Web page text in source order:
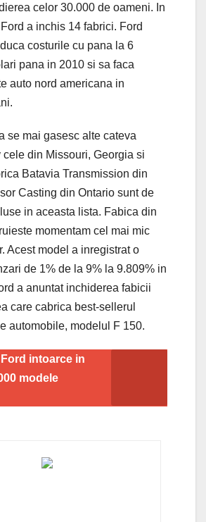
celor 30.000 de oameni. In
a inchis 14 fabrici. Ford
costurile cu pana la 6
pana in 2010 si sa faca
auto nord americana in
se mai gasesc alte cateva
din Missouri, Georgia si
Batavia Transmission din
Casting din Ontario sunt de
in aceasta lista. Fabica din
momentam cel mai mic
Acest model a inregistrat o
de 1% de la 9% la 9.809% in
a anuntat inchiderea fabicii
care cabrica best-sellerul
automobile, modelul F 150.
Ford intoarce in
modele